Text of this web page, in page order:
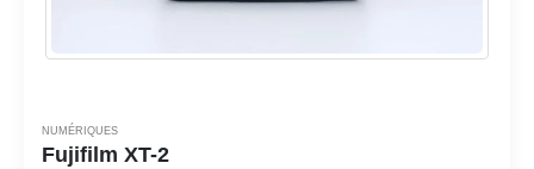
NUMÉRIQUES
Fujifilm XT-2